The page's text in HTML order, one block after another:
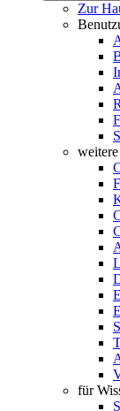
Zur
für